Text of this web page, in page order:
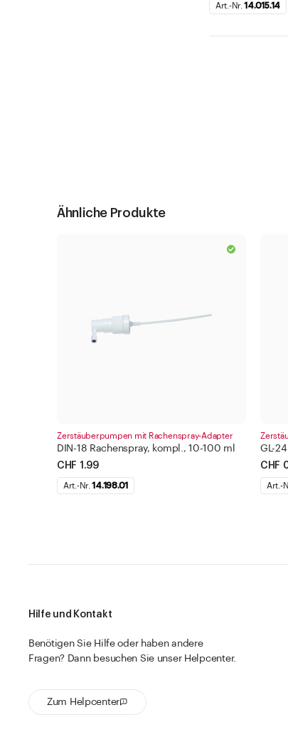
Art.-Nr.14.015.14
Ähnliche Produkte
Zerstäuberpumpen mit Rachenspray-Adapter
DIN-18 Rachenspray, kompl., 10-100 ml
CHF 1.99
Art.-Nr.14.198.01
GL-
CHF
Art.-
Hilfe und Kontakt
Benötigen Sie Hilfe oder haben andere
Fragen? Dann besuchen Sie unser Helpcenter.
Zum Helpcenter